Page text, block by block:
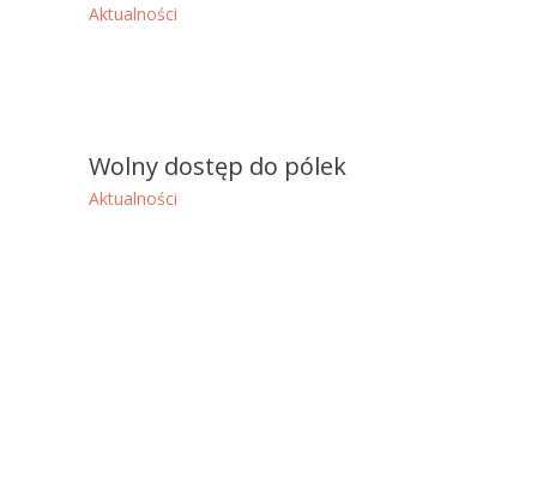
Aktualności
Wolny dostęp do pólek
Aktualności